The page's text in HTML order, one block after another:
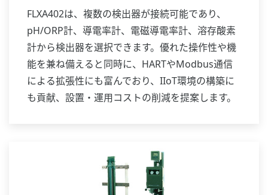
FLXA402は、複数の検出器が接続可能であり、
pH/ORP計、導電率計、電磁導電率計、溶存酸素
計から検出器を選択できます。優れた操作性や機
能を兼ね備えると同時に、HARTやModbus通信
による拡張性にも富んでおり、IIoT環境の構築に
も貢献、設置・運用コストの削減を提案します。